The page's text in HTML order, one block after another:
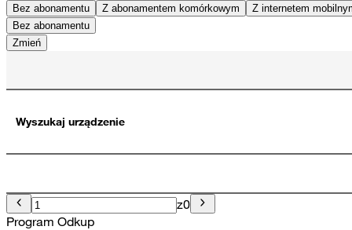
Bez abonamentu Z abonamentem komórkowym
Z internetem
Bez abonamentu
Zmień
Wyszukaj urządzenie
z0
Program Odkup